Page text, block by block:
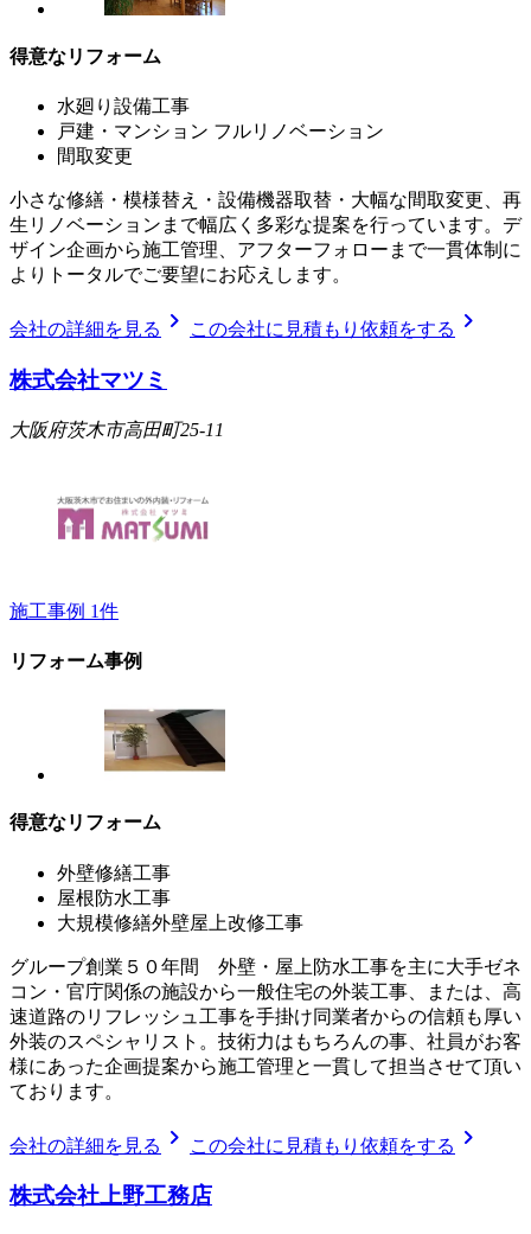
得意なリフォーム
水廻り設備工事
戸建・マンション フルリノベーション
間取変更
小さな修繕・模様替え・設備機器取替・大幅な間取変更、再
生リノベーションまで幅広く多彩な提案を行っています。デ
ザイン企画から施工管理、アフターフォローまで一貫体制に
よりトータルでご要望にお応えします。
会社の詳細を見る chevron_right この会社に見積もり依頼をする chevron_right
株式会社マツミ
大阪府茨木市高田町25-11
施工事例 1件
リフォーム事例
得意なリフォーム
外壁修繕工事
屋根防水工事
大規模修繕外壁屋上改修工事
グループ創業５０年間 外壁・屋上防水工事を主に大手ゼネ
コン・官庁関係の施設から一般住宅の外装工事、または、高
速道路のリフレッシュ工事を手掛け同業者からの信頼も厚い
外装のスペシャリスト。技術力はもちろんの事、社員がお客
様にあった企画提案から施工管理と一貫して担当させて頂い
ております。
会社の詳細を見る chevron_right この会社に見積もり依頼をする chevron_right
株式会社上野工務店